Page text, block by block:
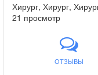
Хирург, Хирург,
21 просмотр
ОТЗЫВЫ